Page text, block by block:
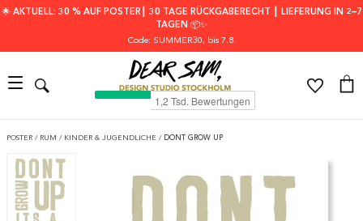
🌟 AKTUELL: 30 % AUF POSTER┃ 30 TAGE RÜCKGABERECHT ┃ LIEFERUNG IN 2–7
TAGEN 📦✨
Code: SUMMER30, bis 7.8.
POSTER / RUM / KINDER & JUGENDLICHE / DONT GROW UP